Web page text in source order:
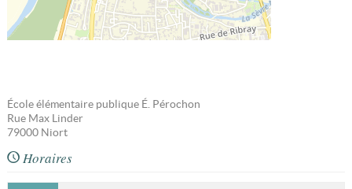
École élémentaire publique É. Pérochon
Rue Max Linder
79000 Niort
Horaires